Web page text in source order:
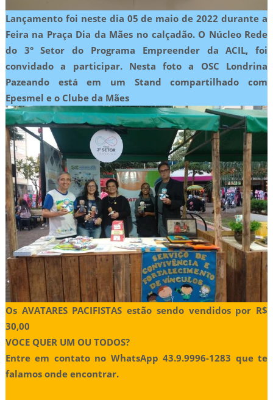
Lançamento foi neste dia 05 de maio de 2022 durante a
Feira na Praça Dia da Mães no calçadão. O Núcleo Rede
do 3° Setor do Programa Empreender da ACIL, foi
convidado a participar. Nesta foto a OSC Londrina
Pazeando está em um Stand compartilhado com
Epesmel e o Clube da Mães
Os AVATARES PACIFISTAS estão sendo vendidos por R$
30,00
VOCE QUER UM OU TODOS?
Entre em contato no WhatsApp 43.9.9996-1283 que te
falamos onde encontrar.